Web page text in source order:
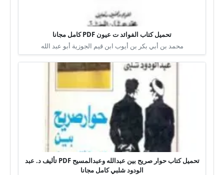
تحميل كتاب الفوائد ت عيون PDF كامل مجانا
محمد بن أبي بكر بن أيوب ابن قيم الجوزية أبو عبد الله
تحميل كتاب حوار صريح بين عبدالله وعبدالمسيح PDF تأليف د. عبد
الودود شلبي كامل مجانا